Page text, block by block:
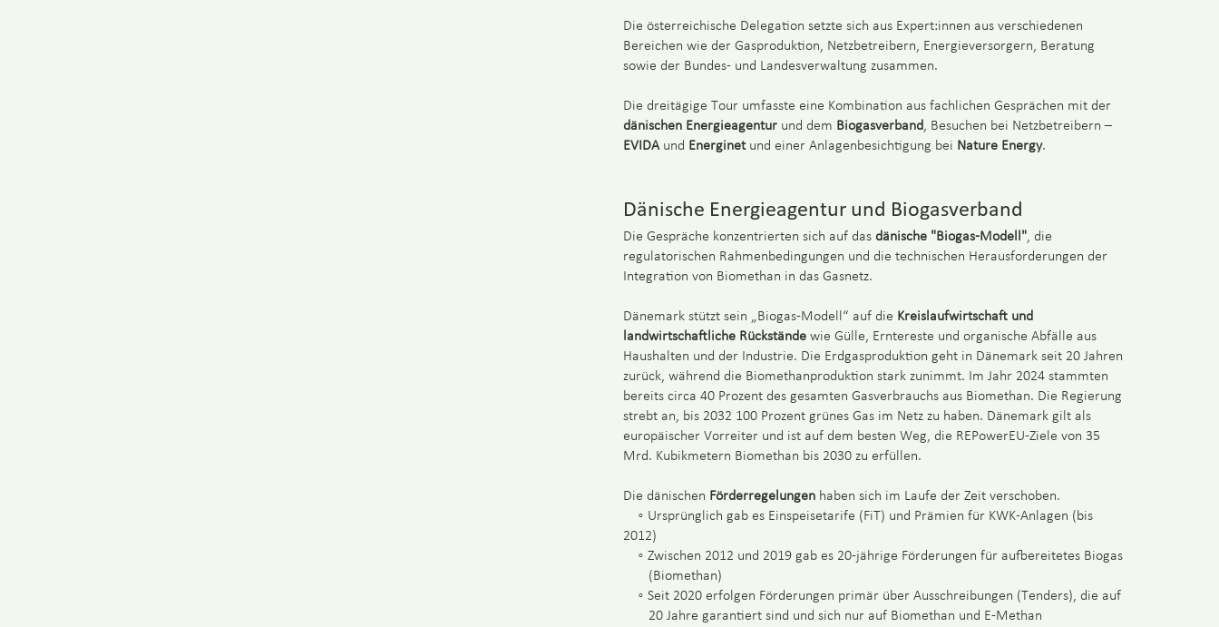
Die österreichische Delegation setzte sich aus Expert:innen aus verschiedenen
Bereichen wie der Gasproduktion, Netzbetreibern, Energieversorgern, Beratung
sowie der Bundes- und Landesverwaltung zusammen.
Die dreitägige Tour umfasste eine Kombination aus fachlichen Gesprächen mit der
dänischen Energieagentur und dem Biogasverband, Besuchen bei Netzbetreibern –
EVIDA und Energinet und einer Anlagenbesichtigung bei Nature Energy.
Dänische Energieagentur und Biogasverband
Die Gespräche konzentrierten sich auf das dänische "Biogas-Modell", die
regulatorischen Rahmenbedingungen und die technischen Herausforderungen der
Integration von Biomethan in das Gasnetz.
Dänemark stützt sein „Biogas-Modell“ auf die Kreislaufwirtschaft und
landwirtschaftliche Rückstände wie Gülle, Erntereste und organische Abfälle aus
Haushalten und der Industrie. Die Erdgasproduktion geht in Dänemark seit 20 Jahren
zurück, während die Biomethanproduktion stark zunimmt. Im Jahr 2024 stammten
bereits circa 40 Prozent des gesamten Gasverbrauchs aus Biomethan. Die Regierung
strebt an, bis 2032 100 Prozent grünes Gas im Netz zu haben. Dänemark gilt als
europäischer Vorreiter und ist auf dem besten Weg, die REPowerEU-Ziele von 35
Mrd. Kubikmetern Biomethan bis 2030 zu erfüllen.
Die dänischen Förderregelungen haben sich im Laufe der Zeit verschoben.
◦ Ursprünglich gab es Einspeisetarife (FiT) und Prämien für KWK-Anlagen (bis
2012)
◦ Zwischen 2012 und 2019 gab es 20-jährige Förderungen für aufbereitetes Biogas
(Biomethan)
◦ Seit 2020 erfolgen Förderungen primär über Ausschreibungen (Tenders), die auf
20 Jahre garantiert sind und sich nur auf Biomethan und E-Methan